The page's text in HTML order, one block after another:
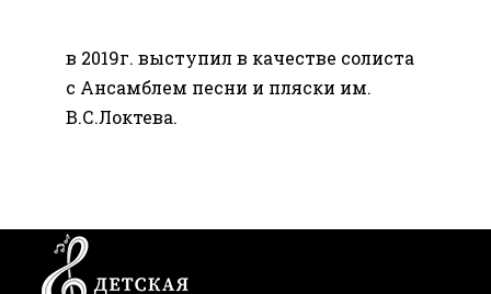
в 2019г. выступил в качестве солиста
с Ансамблем песни и пляски им.
В.С.Локтева.